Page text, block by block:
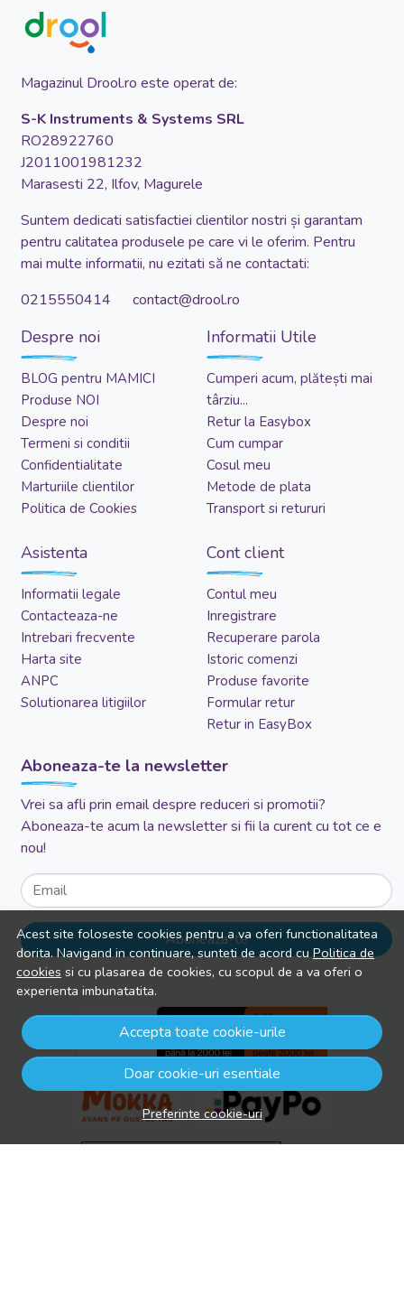
Acest site foloseste cookies pentru a va oferi functionalitatea
dorita. Navigand in continuare, sunteti de acord cuPolitica de
cookies si cu plasarea de cookies, cu scopul de a va oferi o
experienta imbunatatita.
Accepta toate cookie-urile
Doar cookie-uri esentiale
Preferinte cookie-uri
Magazinul Drool.ro este operat de:
S-K Instruments & Systems SRL
RO28922760
J2011001981232
Marasesti 22, Ilfov, Magurele
Suntem dedicati satisfactiei clientilor nostri și garantam
pentru calitatea produsele pe care vi le oferim. Pentru
mai multe informatii, nu ezitati să ne contactati:
0215550414 contact@drool.ro
Despre noi
BLOG pentru MAMICI
Produse NOI
Despre noi
Termeni si conditii
Confidentialitate
Marturiile clientilor
Politica de Cookies
Informatii Utile
Cumperi acum, plătești mai
târziu...
Retur la Easybox
Cum cumpar
Cosul meu
Metode de plata
Transport si retururi
Asistenta
Informatii legale
Contacteaza-ne
Intrebari frecvente
Harta site
ANPC
Solutionarea litigiilor
Cont client
Contul meu
Inregistrare
Recuperare parola
Istoric comenzi
Produse favorite
Formular retur
Retur in EasyBox
Aboneaza-te la newsletter
Vrei sa afli prin email despre reduceri si promotii?
Aboneaza-te acum la newsletter si fii la curent cu tot ce e
nou!
Email
Aboneaza-te